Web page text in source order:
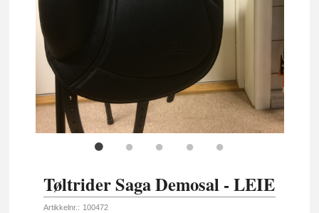
Tøltrider Saga Demosal - LEIE
Artikkelnr.: 100472